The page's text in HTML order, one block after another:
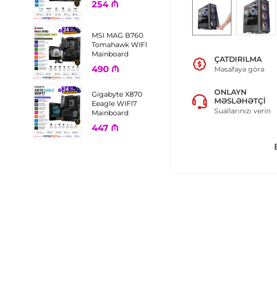
254 ₼
MSI MAG B760
Tomahawk WIFI
Mainboard
490 ₼
Gigabyte X870
Eeagle WIFI7
Mainboard
447 ₼
ÇATDIRILMA
Məsafəyə görə
ONLAYN
MƏSLƏHƏTÇI
Suallarınızı verin